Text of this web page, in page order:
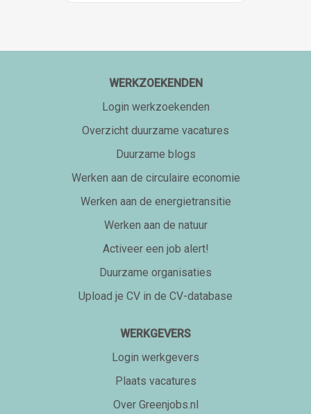
WERKZOEKENDEN
Login werkzoekenden
Overzicht duurzame vacatures
Duurzame blogs
Werken aan de circulaire economie
Werken aan de energietransitie
Werken aan de natuur
Activeer een job alert!
Duurzame organisaties
Upload je CV in de CV-database
WERKGEVERS
Login werkgevers
Plaats vacatures
Over Greenjobs.nl